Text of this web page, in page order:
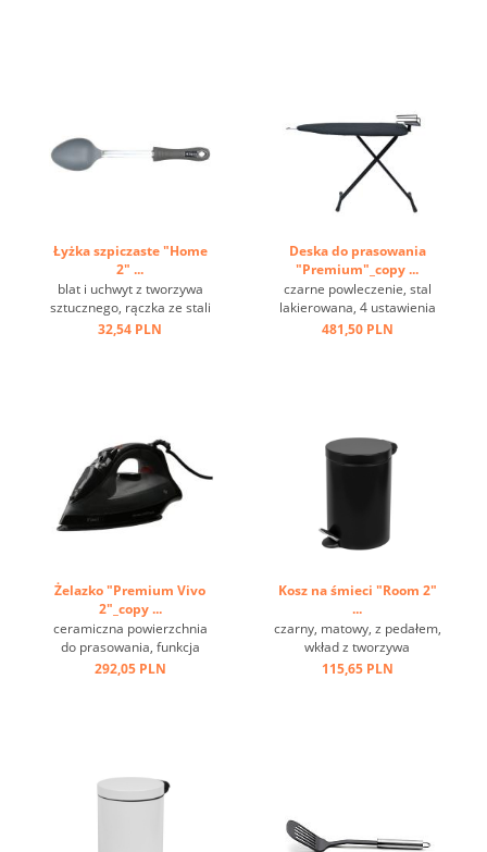
Łyżka szpiczaste "Home
2" ...
blat i uchwyt z tworzywa
sztucznego, rączka ze stali
nierdzewnej, oczko do
32,54 PLN
Deska do prasowania
"Premium"_copy ...
czarne powleczenie, stal
lakierowana, 4 ustawienia
wysokości, haczyk do
481,50 PLN
Żelazko "Premium Vivo
2"_copy ...
ceramiczna powierzchnia
do prasowania, funkcja
sprzyskiwania i pary,
292,05 PLN
Kosz na śmieci "Room 2"
...
czarny, matowy, z pedałem,
wkład z tworzywa
sztucznego, ring na spodzie
115,65 PLN